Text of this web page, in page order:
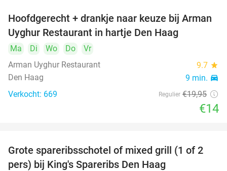
30%
Hoofdgerecht + drankje naar keuze bij Arman
Uyghur Restaurant in hartje Den Haag
Ma Di Wo Do
Vr
Arman Uyghur Restaurant
9.7 star
Den Haag 9 min. directions_car
Verkocht: 669 Regulier €19,95
€14
32%
Grote spareribsschotel of mixed grill (1 of 2
pers) bij King's Spareribs Den Haag